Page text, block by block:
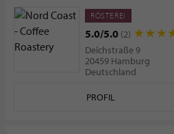
RÖSTEREI
5.0/5.0 (2)
Deichstraße 9
20459 Hamburg
Deutschland
PROFIL